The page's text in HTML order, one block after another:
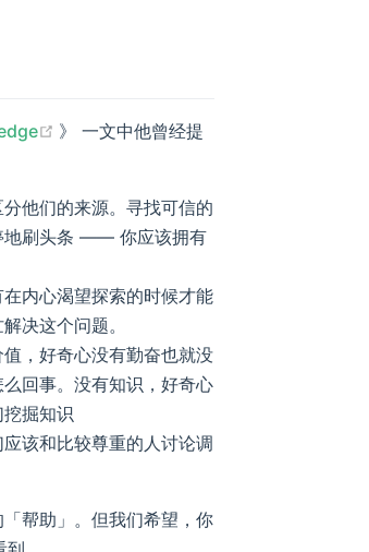
(opens new window)
》 一文中他曾经提
他们的来源。寻找可信的
地刷头条 —— 你应该拥有
内心渴望探索的时候才能
决这个问题。
，好奇心没有勤奋也就没
回事。没有知识，好奇心
掘知识
该和比较尊重的人讨论调
帮助」。但我们希望，你